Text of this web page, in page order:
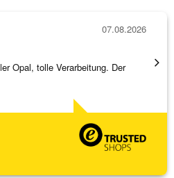
Opal, tolle Verarbeitung. Der
07.08.2026
Die